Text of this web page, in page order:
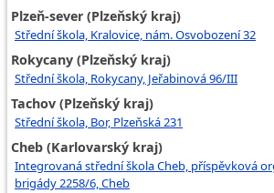
Plzeň-sever (Plzeňský kraj)
Střední škola, Kralovice, nám. Osvobození 32
Rokycany (Plzeňský kraj)
Střední škola, Rokycany, Jeřabinová 96/III
Tachov (Plzeňský kraj)
Střední škola, Bor, Plzeňská 231
Cheb (Karlovarský kraj)
Integrovaná střední škola Cheb, příspěvková
brigády 2258/6, Cheb